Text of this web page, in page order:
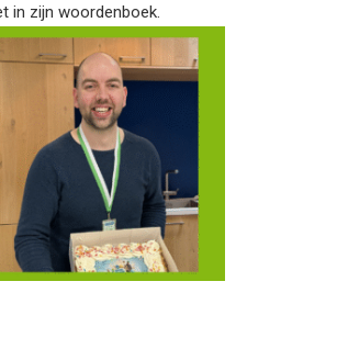
in zijn woordenboek.